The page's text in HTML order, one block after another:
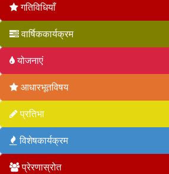
गतिविधियाँ
वार्षिककार्यक्रम
योजनाएं
आधारभूतविषय
प्रतिभा
विशेषकार्यक्रम
प्रेरणास्रोत